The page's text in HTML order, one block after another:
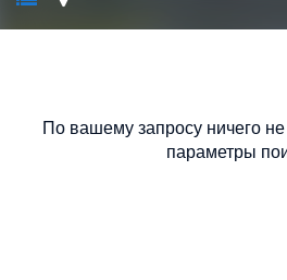
По вашему запросу ничего
параметры